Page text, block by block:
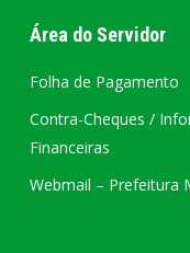
Área do Servidor
Folha de Pagamento
Contra-Cheques /
Financeiras
Webmail – Prefeitura